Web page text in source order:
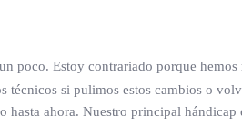
poco. Estoy contrariado porque
si pulimos estos cambios o
ahora. Nuestro principal hándicap